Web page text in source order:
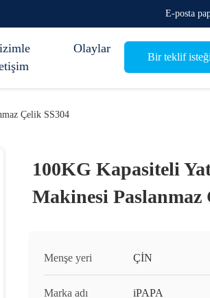
E-posta
Olaylar
Bir teklif isteği
Çelik SS304
100KG Kapasiteli
Makinesi Paslanmaz
Menşe yeri ÇİN
Marka adı iPAPA